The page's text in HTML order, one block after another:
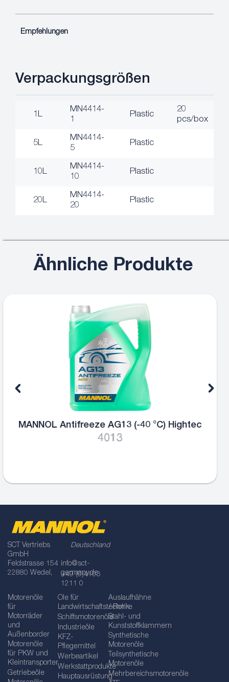
Empfehlungen
Verpackungsgrößen
1L
MN4414-
1
Plastic
20
pcs/box
5L
MN4414-
5
Plastic
10L
MN4414-
10
Plastic
20L
MN4414-
20
Plastic
Ähnliche Produkte
MANNOL Antifreeze AG13+ (-40
SCT Vertriebs
GmbH
Feldstrasse 154
22880 Wedel,
Deutschland
info@sct-
germany.de
+49 (0)4103
1211 0
Motorenöle
für
Motorräder
und
Außenborder
Motorenöle
für PKW und
Kleintransporter
Getriebeöle
Öle für
Landwirtschaftstechnik
Schiffsmotorenöle
Industrieöle
KFZ-
Pflegemittel
Werbeartikel
Werkstattprodukte
Hauptausrüstung
Auslaufhähne
/ Rohre
Stahl- und
Kunststoffklammern
Synthetische
Motorenöle
Teilsynthetische
Motorenöle
Mehrbereichsmotorenöle